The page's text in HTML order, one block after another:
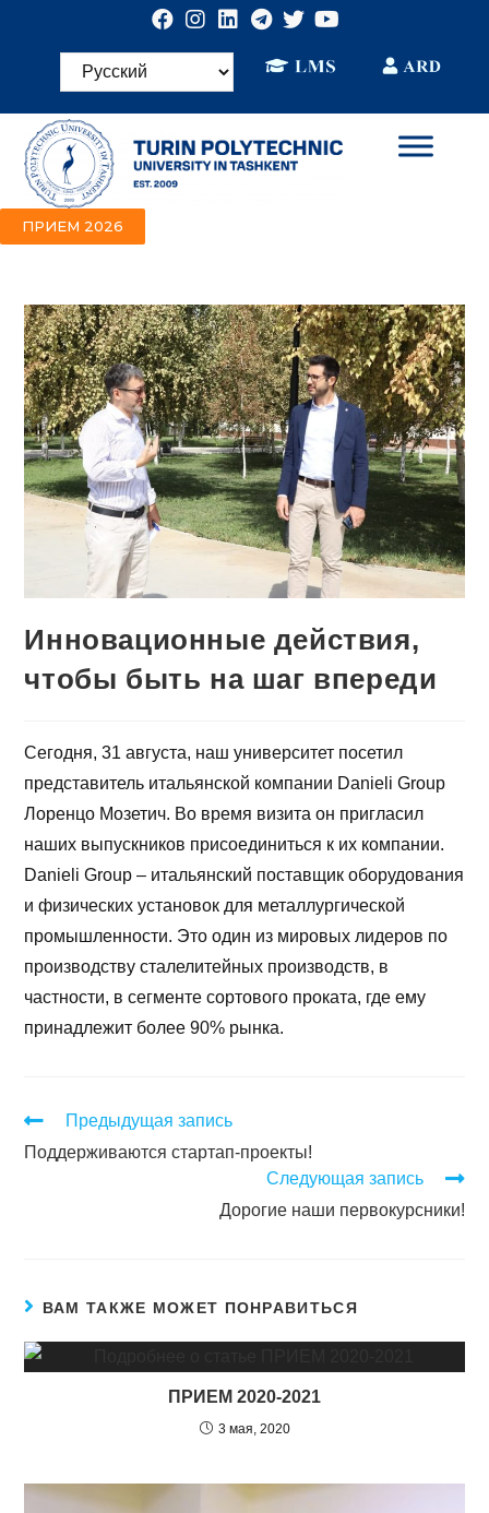
ПРИЕМ 2026
Инновационные действия,
чтобы быть на шаг впереди
Сегодня, 31 августа, наш университет посетил
представитель итальянской компании Danieli Group
Лоренцо Мозетич. Во время визита он пригласил
наших выпускников присоединиться к их компании.
Danieli Group – итальянский поставщик оборудования
и физических установок для металлургической
промышленности. Это один из мировых лидеров по
производству сталелитейных производств, в
частности, в сегменте сортового проката, где ему
принадлежит более 90% рынка.
Предыдущая запись
Поддерживаются стартап-проекты!
Следующая запись
Дорогие наши первокурсники!
ВАМ ТАКЖЕ МОЖЕТ ПОНРАВИТЬСЯ
ПРИЕМ 2020-2021
3 мая, 2020